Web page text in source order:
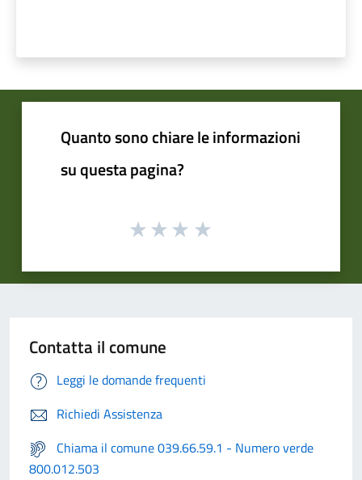
Quanto sono chiare le informazioni
su questa pagina?
Contatta il comune
Leggi le domande frequenti
Richiedi Assistenza
Chiama il comune 039.66.59.1 - Numero verde
800.012.503